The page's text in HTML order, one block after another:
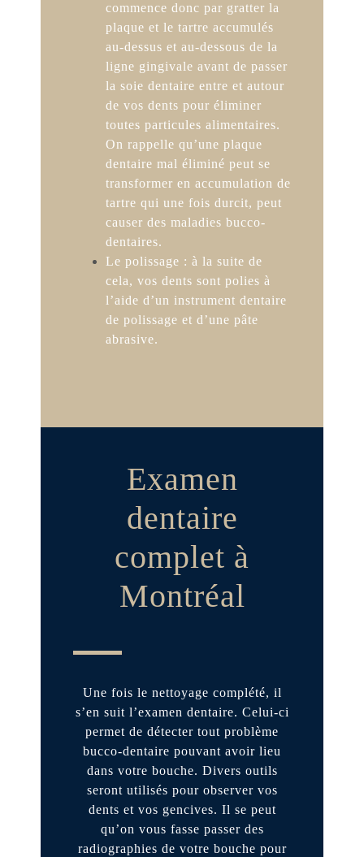
commence donc par gratter la
plaque et le tartre accumulés
au-dessus et au-dessous de la
ligne gingivale avant de passer
la soie dentaire entre et autour
de vos dents pour éliminer
toutes particules alimentaires.
On rappelle qu’une plaque
dentaire mal éliminé peut se
transformer en accumulation de
tartre qui une fois durcit, peut
causer des maladies bucco-
dentaires.
Le polissage : à la suite de
cela, vos dents sont polies à
l’aide d’un instrument dentaire
de polissage et d’une pâte
abrasive.
Examen
dentaire
complet à
Montréal
Une fois le nettoyage complété, il
s’en suit l’examen dentaire. Celui-ci
permet de détecter tout problème
bucco-dentaire pouvant avoir lieu
dans votre bouche. Divers outils
seront utilisés pour observer vos
dents et vos gencives. Il se peut
qu’on vous fasse passer des
radiographies de votre bouche pour